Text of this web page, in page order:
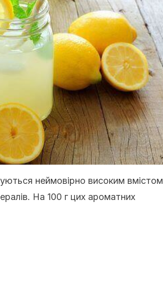
неймовірно високим вмістом
На 100 г цих ароматних